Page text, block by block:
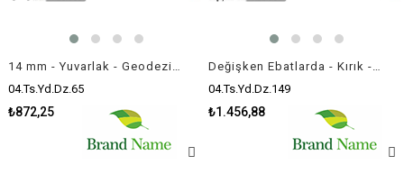
14 mm - Yuvarlak - Geodezik Yüzey - Ametis (Amethyst) / 3 Adet
04.Ts.Yd.Dz.65
₺872,25
Değişken Ebatlarda - Kırık - Doğal Yüzey - Ametis (Amethyst) Boncuk / 40 cm Dizi Şeklinde
04.Ts.Yd.Dz.149
₺1.456,88